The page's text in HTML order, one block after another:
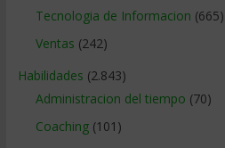
Tecnologia de Informacion (665)
Ventas (242)
Habilidades (2.843)
Administracion del tiempo (70)
Coaching(101)